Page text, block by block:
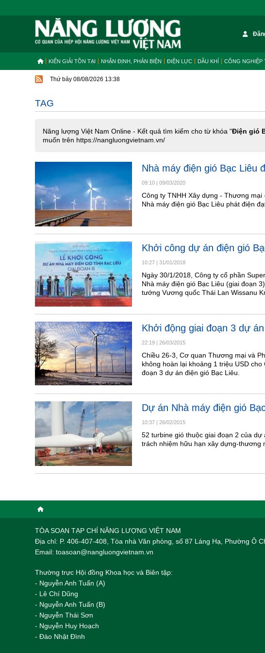
KIẾN GIẢI TỒN TẠI NHẬN ĐỊNH, PHẢN BIỆN ĐIỆN LỰC DẦU KHÍ CÔNG NGHIỆP
Thứ bảy 08/08/2026 13:38
TAG
Năng lượng Việt Nam Online - Kết quả tìm kiếm cho từ khóa "Điện gió
muốn trên https://nangluongvietnam.vn/
Nhà máy điện gió Bạc Liêu
09:10 | 09/03/2020
Công ty TNHH Xây dựng - Thương
Nhà máy điện gió Bạc Liêu phát điện
Khởi công dự án điện gió
10:27 31/01/2018
Ngày 30/1/2018, Công ty cổ phần
Nhà máy điện gió Bạc Liêu (giai đoạn
tướng Vương quốc Thái Lan Wissanu
Khởi động giai đoạn 3 dự
22:19 | 26/03/2015
Chiều 26-3, Cơ quan Thương mại và
không hoàn lại khoảng 1 triệu USD
đoạn 3 dự án điện gió Bạc Liêu.
Dự án Nhà máy điện gió
10:37 | 26/02/2015
52 turbine gió thuộc giai đoạn 2 của
trách nhiệm hữu hạn xây dựng-thương
TÒA SOẠN TẠP CHÍ NĂNG LƯỢNG VIỆT NAM
Địa chỉ: P. 406-407-408, Tòa nhà Văn phòng, số 87 Láng Hạ, Phường Ô
Email: toasoan@nangluongvietnam.vn
Thường trực Hội đồng Khoa học và Biên tập:
​​​​​​- Nguyễn Anh Tuấn (A)
- Lê Chí Dũng
- Nguyễn Anh Tuấn (B)
- Nguyễn Thái Sơn
- Nguyễn Huy Hoạch
- Đào Nhật Đình